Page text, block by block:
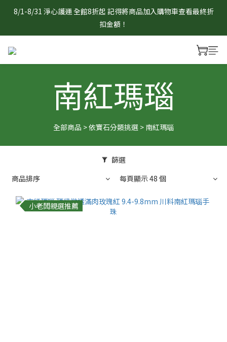
8/1-8/31 淨心護運 全館8折起 記得將商品加入購物車查看最終折
扣金額！
8/1-8/31 淨心護運 全館8折起 記得將商品加入購物車查看最終折
扣金額！
官網限定 滿1888元贈曜石守護小熊/狐狸吊飾乙個　贈品採隨機
8/1-8/31 淨心護運 全館8折起 記得將商品加入購物車查看最終折
扣金額！
南紅瑪瑙
全部商品 >依寶石分類挑選 > 南紅瑪瑙
篩選
商品排序
每頁顯示 48 個
小老闆親選推薦